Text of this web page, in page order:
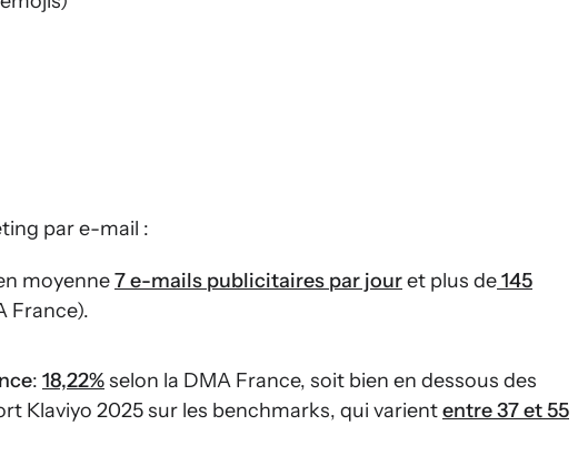
par e-mail :
moyenne7 e-mails publicitaires par jouret plus de145
France).
: 18,22%selon la DMA France, soit bien en dessous des
Klaviyo 2025 sur les benchmarks, qui variententre 37 et 55